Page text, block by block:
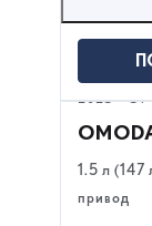
2023·39
1.5 л
привод